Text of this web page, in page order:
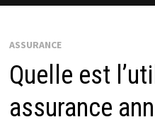
ASSURANCE
Quelle est
assurance